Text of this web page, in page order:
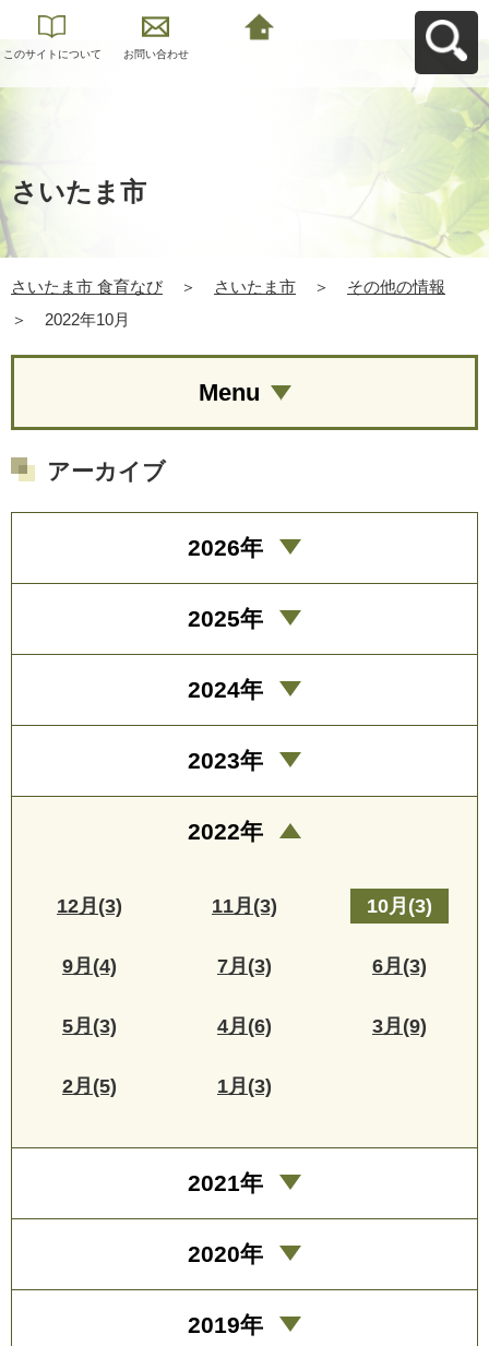
このサイトについて お問い合わせ
さいたま市
さいたま市 食育なび ＞ さいたま市 ＞
その他の情報
＞
2022年10月
Menu
アーカイブ
2026年
2025年
2024年
2023年
2022年
12月(3) 11月(3) 10月(3)
9月(4) 7月(3) 6月(3)
5月(3) 4月(6) 3月(9)
2月(5) 1月(3)
2021年
2020年
2019年